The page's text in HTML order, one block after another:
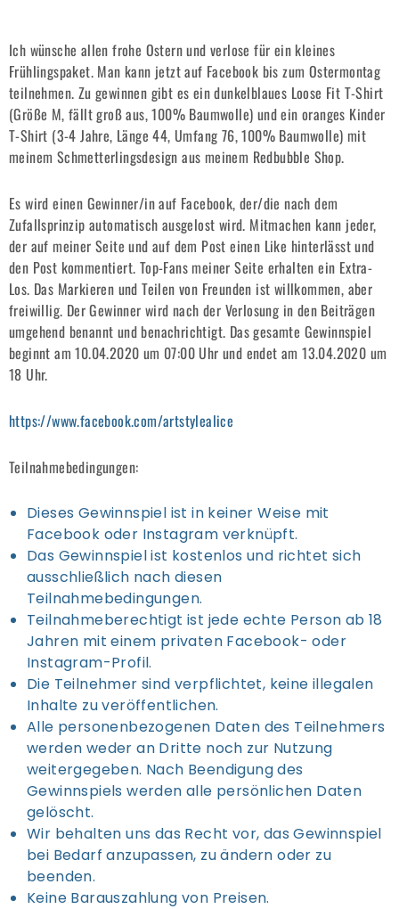
Ich wünsche allen frohe Ostern und verlose für ein kleines
Frühlingspaket. Man kann jetzt auf Facebook bis zum Ostermontag
teilnehmen. Zu gewinnen gibt es ein dunkelblaues Loose Fit T-Shirt
(Größe M, fällt groß aus, 100% Baumwolle) und ein oranges Kinder
T-Shirt (3-4 Jahre, Länge 44, Umfang 76, 100% Baumwolle) mit
meinem Schmetterlingsdesign aus meinem Redbubble Shop.
Es wird einen Gewinner/in auf Facebook, der/die nach dem
Zufallsprinzip automatisch ausgelost wird. Mitmachen kann jeder,
der auf meiner Seite und auf dem Post einen Like hinterlässt und
den Post kommentiert. Top-Fans meiner Seite erhalten ein Extra-
Los. Das Markieren und Teilen von Freunden ist willkommen, aber
freiwillig. Der Gewinner wird nach der Verlosung in den Beiträgen
umgehend benannt und benachrichtigt. Das gesamte Gewinnspiel
beginnt am 10.04.2020 um 07:00 Uhr und endet am 13.04.2020 um
18 Uhr.
https://www.facebook.com/artstylealice
Teilnahmebedingungen:
Dieses Gewinnspiel ist in keiner Weise mit
Facebook oder Instagram verknüpft.
Das Gewinnspiel ist kostenlos und richtet sich
ausschließlich nach diesen
Teilnahmebedingungen.
Teilnahmeberechtigt ist jede echte Person ab 18
Jahren mit einem privaten Facebook- oder
Instagram-Profil.
Die Teilnehmer sind verpflichtet, keine illegalen
Inhalte zu veröffentlichen.
Alle personenbezogenen Daten des Teilnehmers
werden weder an Dritte noch zur Nutzung
weitergegeben. Nach Beendigung des
Gewinnspiels werden alle persönlichen Daten
gelöscht.
Wir behalten uns das Recht vor, das Gewinnspiel
bei Bedarf anzupassen, zu ändern oder zu
beenden.
Keine Barauszahlung von Preisen.